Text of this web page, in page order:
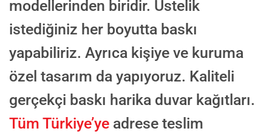
onayınıza gönderilir. Onayınızdan sonra üretim yapılır.
AI TASARIMIYLA SIPARIŞ VER
ONAYINIZDAN SONRA BASKIYA GEÇILECEK
modellerinden biridir. Üstelik
istediğiniz her boyutta baskı
yapabiliriz. Ayrıca kişiye ve kuruma
özel tasarım da yapıyoruz. Kaliteli
gerçekçi baskı harika duvar kağıtları.
Tüm Türkiye’ye adrese teslim